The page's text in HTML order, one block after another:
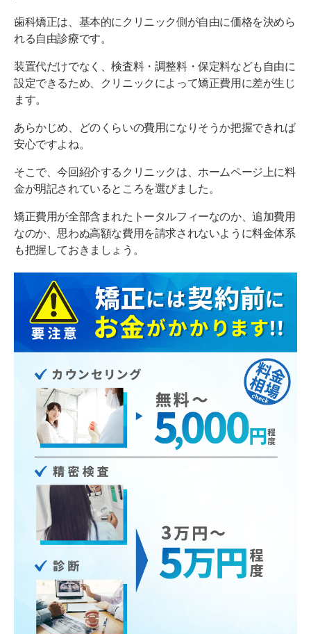
歯科矯正は、基本的にクリニック側が自由に価格を決めら
れる自由診療です。
装置代だけでなく、検査料・調整料・保定料なども自由に
設定できるため、クリニックによって矯正費用に差が生じ
ます。
あらかじめ、どのくらいの費用になりそうか把握できれば
安心ですよね。
そこで、今回紹介するクリニックは、ホームページ上に料
金が明記されているところを選びました。
矯正費用が全部含まれたトータルフィーなのか、追加費用
なのか、思わぬ高額な費用を請求されないように料金体系
も把握しておきましょう。